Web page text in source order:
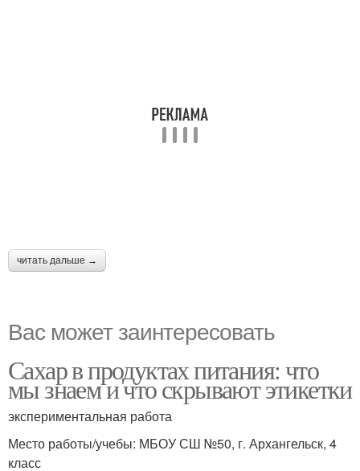
читать дальше →
Вас может заинтересовать
Сахар в продуктах питания: что
мы знаем и что скрывают этикетки
экспериментальная работа
Место работы/учебы: МБОУ СШ №50, г. Архангельск, 4
класс